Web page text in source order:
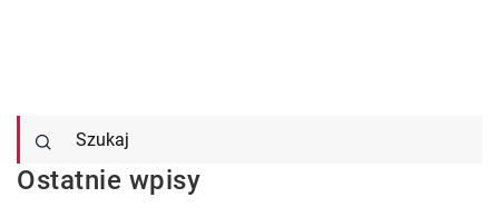
Ostatnie wpisy